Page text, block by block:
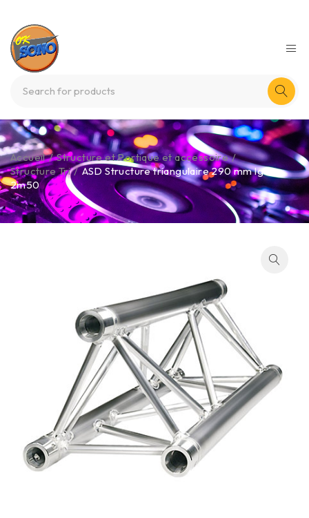
Accueil / Structure et Portique et accessoire /
Structure Tri / ASD Structure triangulaire 290 mm lg de
2m50